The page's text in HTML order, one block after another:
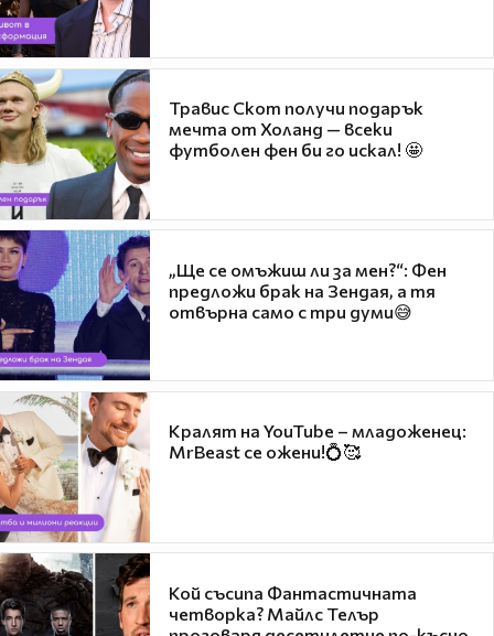
Травис Скот получи подарък
мечта от Холанд — всеки
футболен фен би го искал! 🤩
„Ще се омъжиш ли за мен?“: Фен
предложи брак на Зендая, а тя
отвърна само с три думи😅
Кралят на YouTube – младоженец:
MrBeast се ожени!💍🥰
Кой съсипа Фантастичната
четворка? Майлс Телър